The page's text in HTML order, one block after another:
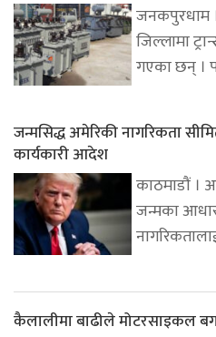
जनकपुरधाम
जिल्लामा
गएका छन् ।
जन्मसिद्ध अमेरिकी नागरिकता
कार्यकारी आदेश
काठमाडौं ।
जन्मका
कैलालीमा बाढीले मोटरसाइकल